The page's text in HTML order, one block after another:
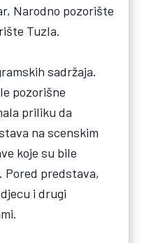
Narodno pozorište
Tuzla.
sadržaja.
pozorišne
priliku da
na scenskim
koje su bile
Pored predstava,
i drugi